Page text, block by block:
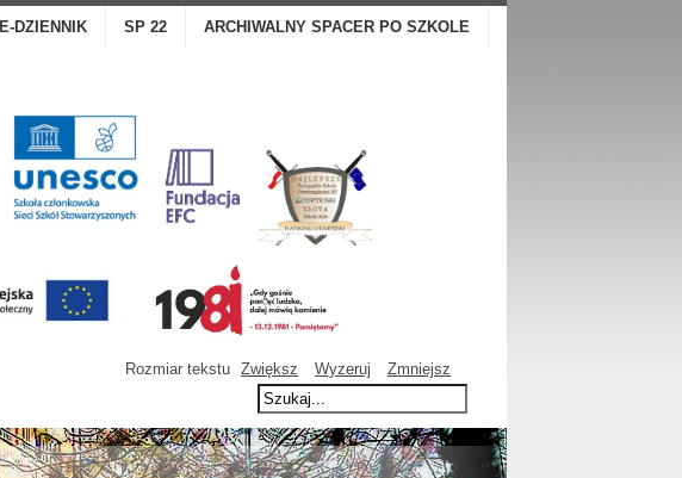
E-DZIENNIK SP 22 ARCHIWALNY SPACER PO SZKOLE
Rozmiar tekstu Zwiększ Wyzeruj Zmniejsz